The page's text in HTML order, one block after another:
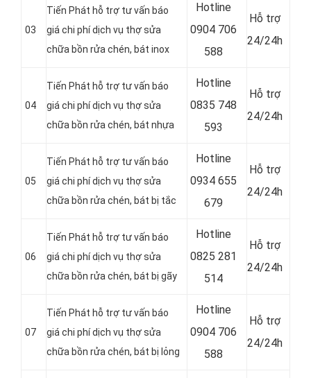
03
Tiến Phát hỗ trợ tư vấn báo
giá chi phí dịch vụ thợ sửa
chữa bồn rửa chén, bát inox
Hotline
0904 706
588
Hỗ trợ
24/24h
04
Tiến Phát hỗ trợ tư vấn báo
giá chi phí dịch vụ thợ sửa
chữa bồn rửa chén, bát nhựa
Hotline
0835 748
593
Hỗ trợ
24/24h
05
Tiến Phát hỗ trợ tư vấn báo
giá chi phí dịch vụ thợ sửa
chữa bồn rửa chén, bát bị tắc
Hotline
0934 655
679
Hỗ trợ
24/24h
06
Tiến Phát hỗ trợ tư vấn báo
giá chi phí dịch vụ thợ sửa
chữa bồn rửa chén, bát bị gãy
Hotline
0825 281
514
Hỗ trợ
24/24h
07
Tiến Phát hỗ trợ tư vấn báo
giá chi phí dịch vụ thợ sửa
chữa bồn rửa chén, bát bị lỏng
Hotline
0904 706
588
Hỗ trợ
24/24h